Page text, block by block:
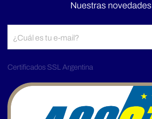
Nuestras novedades
Certificados SSL Argentina